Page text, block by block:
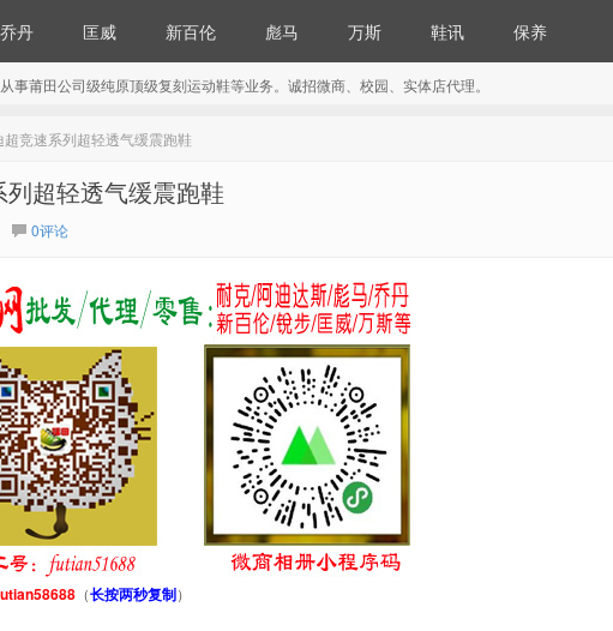
乔丹 匡威 新百伦 彪马 万斯 鞋讯 保养
莆田公司级纯原顶级复刻运动鞋等业务。诚招微商、校园、实体店代理。
竞速系列超轻透气缓震跑鞋
超轻透气缓震跑鞋
0评论
（长按两秒复制）